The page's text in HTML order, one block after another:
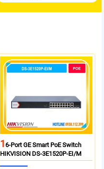
16-Port GE Smart PoE Switch
HIKVISION DS-3E1520P-EI/M